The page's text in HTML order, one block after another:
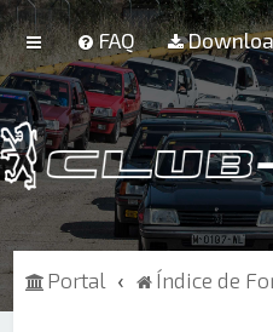
FAQ
Portal Índice de